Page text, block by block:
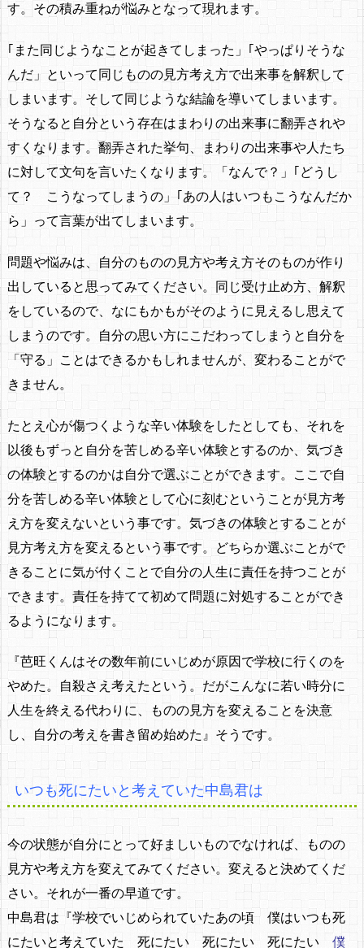
す。その積み重ねが悩みとなって現れます。
｢また同じようなことが起きてしまった」｢やっぱりそうな
んだ」といって同じものの見方考え方で出来事を解釈して
しまいます。そして同じような結論を導いてしまいます。
そうなると自分という存在はまわりの出来事に翻弄されや
すくなります。翻弄された挙句、まわりの出来事や人たち
に対して文句を言いたくなります。「なんで？」｢どうし
て？ こうなってしまうの」｢あの人はいつもこうなんだか
ら」って言葉が出てしまいます。
問題や悩みは、自分のものの見方や考え方そのものが作り
出していると思ってみてください。同じ受け止め方、解釈
をしているので、なにもかもがそのように見えるし思えて
しまうのです。自分の思い方にこだわってしまうと自分を
「守る」ことはできるかもしれませんが、変わることがで
きません。
たとえ心が傷つくような辛い体験をしたとしても、それを
以後もずっと自分を苦しめる辛い体験とするのか、気づき
の体験とするのかは自分で選ぶことができます。ここで自
分を苦しめる辛い体験として心に刻むということが見方考
え方を変えないという事です。気づきの体験とすることが
見方考え方を変えるという事です。どちらか選ぶことがで
きることに気が付くことで自分の人生に責任を持つことが
できます。責任を持てて初めて問題に対処することができ
るようになります。
『芭旺くんはその数年前にいじめが原因で学校に行くのを
やめた。自殺さえ考えたという。だがこんなに若い時分に
人生を終える代わりに、ものの見方を変えることを決意
し、自分の考えを書き留め始めた』そうです。
いつも死にたいと考えていた中島君は
今の状態が自分にとって好ましいものでなければ、ものの
見方や考え方を変えてみてください。変えると決めてくだ
さい。それが一番の早道です。
中島君は『学校でいじめられていたあの頃 僕はいつも死
にたいと考えていた 死にたい 死にたい 死にたい 僕